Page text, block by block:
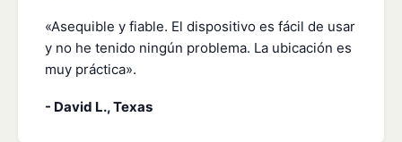
«Asequible y fiable. El dispositivo es fácil de usar
y no he tenido ningún problema. La ubicación es
muy práctica».
- David L., Texas